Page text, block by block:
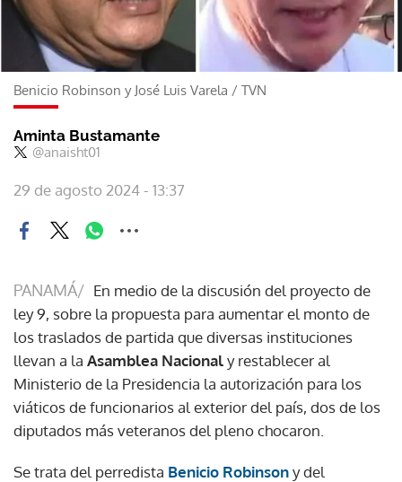
Benicio Robinson y José Luis Varela / TVN
Aminta Bustamante
@anaisht01
29 de agosto 2024 - 13:37
PANAMÁ/ En medio de la discusión del proyecto de
ley 9, sobre la propuesta para aumentar el monto de
los traslados de partida que diversas instituciones
llevan a la Asamblea Nacionaly restablecer al
Ministerio de la Presidencia la autorización para los
viáticos de funcionarios al exterior del país, dos de los
diputados más veteranos del pleno chocaron.
Se trata del perredista Benicio Robinsony del